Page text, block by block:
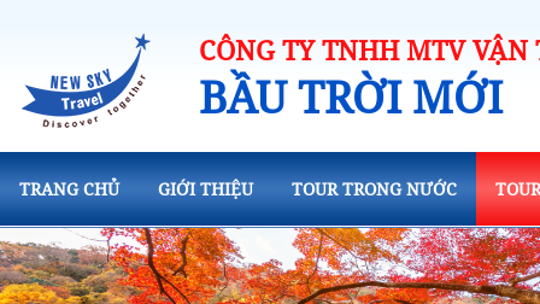
CÔNG TY TNHH MTV
BẦU TRỜI MỚI
TRANG CHỦ GIỚI THIỆU TOUR TRONG NƯỚC